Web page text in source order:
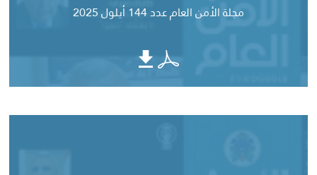
مجلة الأمن العام عدد 144 أيلول 2025